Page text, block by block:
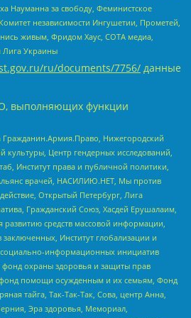
Науманна за свободу, Феминистское
независимости Ингушетии, Прометей,
живым, Фридом Хаус, СОТА медиа,
Лига Украины
ru/documents/7756/ данные
выполняющих функции
Нижегородский
культуры, Центр гендерных исследований,
Институт права и публичной политики,
врачей, НАСИЛИЮ.НЕТ, Мы против
Открытый Петербург, Лига
Гражданский Союз, Хасдей Ерушалаим,
развитию средств массовой информации,
Институт глобализации и
информационных инициатив
фонд охраны здоровья и защиты прав
фонд помощи осужденным и их семьям, Фонд
тайга, Так-Так-Так, Сова, центр Анна,
Эра здоровья, Мемориал,